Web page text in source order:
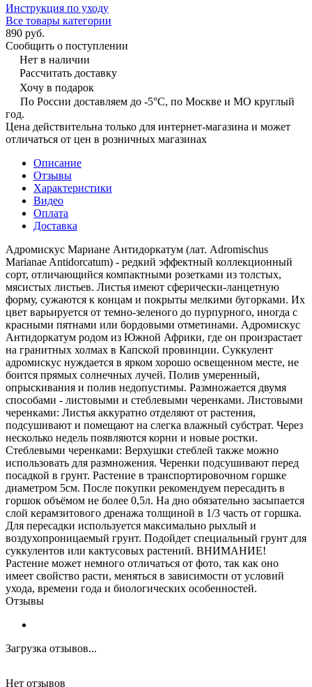
Инструкция по уходу
Все товары категории
890 руб.
Сообщить о поступлении
Нет в наличии
Рассчитать доставку
Хочу в подарок
По России доставляем до -5°C, по Москве и МО круглый
год.
Цена действительна только для интернет-магазина и может
отличаться от цен в розничных магазинах
Описание
Отзывы
Характеристики
Видео
Оплата
Доставка
Адромискус Мариане Антидоркатум (лат. Adromischus
Marianae Antidorcatum) - редкий эффектный коллекционный
сорт, отличающийся компактными розетками из толстых,
мясистых листьев. Листья имеют сферически-ланцетную
форму, сужаются к концам и покрыты мелкими бугорками. Их
цвет варьируется от темно-зеленого до пурпурного, иногда с
красными пятнами или бордовыми отметинами. Адромискус
Антидоркатум родом из Южной Африки, где он произрастает
на гранитных холмах в Капской провинции. Суккулент
адромискус нуждается в ярком хорошо освещенном месте, не
боится прямых солнечных лучей. Полив умеренный,
опрыскивания и полив недопустимы. Размножается двумя
способами - листовыми и стеблевыми черенками. Листовыми
черенками: Листья аккуратно отделяют от растения,
подсушивают и помещают на слегка влажный субстрат. Через
несколько недель появляются корни и новые ростки.
Стеблевыми черенками: Верхушки стеблей также можно
использовать для размножения. Черенки подсушивают перед
посадкой в грунт. Растение в транспортировочном горшке
диаметром 5см. После покупки рекомендуем пересадить в
горшок объёмом не более 0,5л. На дно обязательно засыпается
слой керамзитового дренажа толщиной в 1/3 часть от горшка.
Для пересадки используется максимально рыхлый и
воздухопроницаемый грунт. Подойдет специальный грунт для
суккулентов или кактусовых растений. ВНИМАНИЕ!
Растение может немного отличаться от фото, так как оно
имеет свойство расти, меняться в зависимости от условий
ухода, времени года и биологических особенностей.
Отзывы
Загрузка отзывов...
Нет отзывов